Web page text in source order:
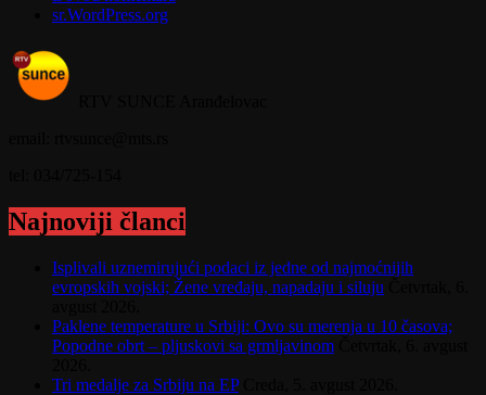
sr.WordPress.org
Najnoviji članci
Isplivali uznemirujući podaci iz jedne od najmoćnijih
evropskih vojski; Žene vređaju, napadaju i siluju
Paklene temperature u Srbiji: Ovo su merenja u 10 časova;
Popodne obrt – pljuskovi sa grmljavinom
Tri medalje za Srbiju na EP